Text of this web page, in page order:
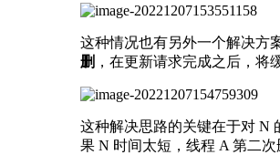
这种情况也有另外一个解决方
删 ，在更新请求完成之后，将
这种解决思路的关键在于对 N
果 N 时间太短，线程 A 第二